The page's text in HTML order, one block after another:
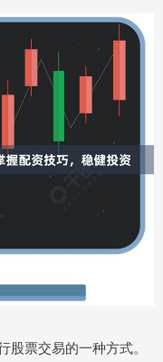
票交易的一种方式。